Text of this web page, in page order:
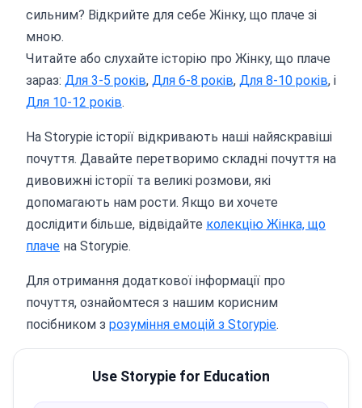
сильним? Відкрийте для себе Жінку, що плаче зі
мною.
Читайте або слухайте історію про Жінку, що плаче
зараз: Для 3-5 років, Для 6-8 років, Для 8-10 років, і
Для 10-12 років.
На Storypie історії відкривають наші найяскравіші
почуття. Давайте перетворимо складні почуття на
дивовижні історії та великі розмови, які
допомагають нам рости. Якщо ви хочете
дослідити більше, відвідайте колекцію Жінка, що
плаче на Storypie.
Для отримання додаткової інформації про
почуття, ознайомтеся з нашим корисним
посібником з розуміння емоцій з Storypie.
Use Storypie for Education